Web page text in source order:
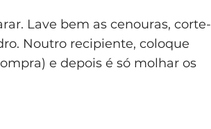
Lave bem as cenouras, corte-
Noutro recipiente, coloque
e depois é só molhar os